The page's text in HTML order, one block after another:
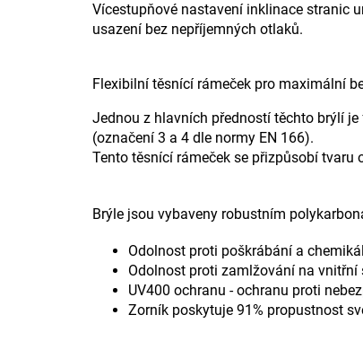
Vícestupňové nastavení inklinace stranic
usazení bez nepříjemných otlaků.
Flexibilní těsnící rámeček pro maximální
Jednou z hlavních předností těchto brýlí
(označení 3 a 4 dle normy EN 166).
Tento těsnící rámeček se přizpůsobí
Brýle jsou vybaveny robustním
Odolnost proti poškrábání a
Odolnost proti zamlžování na vnitřní
UV400 ochranu - ochranu proti
Zorník poskytuje 91% propustnost